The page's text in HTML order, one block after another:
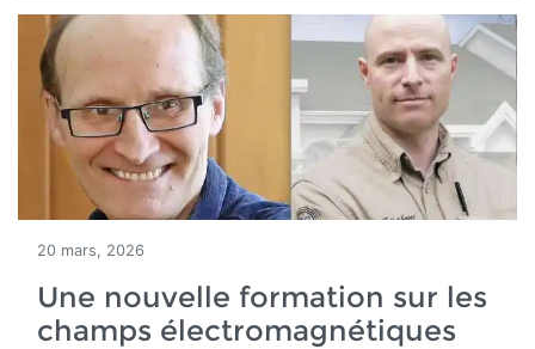
20 mars, 2026
Une nouvelle formation sur les
champs électromagnétiques